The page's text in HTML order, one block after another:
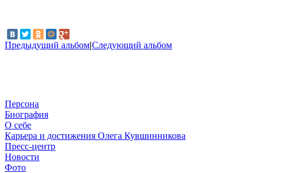
Предыдущий альбом|Следующий альбом
Персона
Биография
О себе
Карьера и достижения Олега Кувшинникова
Пресс-центр
Новости
Фото